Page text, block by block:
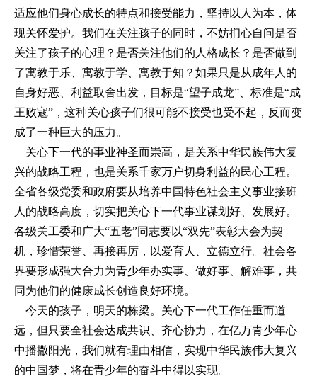
适应他们身心成长的特点和接受能力，坚持以人为本，体
现关怀爱护。我们在关注孩子的同时，不妨扪心自问是否
关注了孩子的心理？是否关注他们的人格成长？是否做到
了寓教于乐、寓教于学、寓教于知？如果只是从成年人的
自身好恶、利益取舍出发，目标是“望子成龙”、标准是“成
王败寇”，这种关心孩子们很可能不接受也受不起，反而变
成了一种巨大的压力。
关心下一代的事业神圣而崇高，是关系中华民族伟大复
兴的战略工程，也是关系千家万户切身利益的民心工程。
全省各级党委和政府要从培养中国特色社会主义事业接班
人的战略高度，切实把关心下一代事业谋划好、发展好。
各级关工委和广大“五老”同志要以“双先”表彰大会为契
机，珍惜荣誉、再接再厉，以爱育人、立德立行。社会各
界要形成强大合力为青少年办实事、做好事、解难事，共
同为他们的健康成长创造良好环境。
今天的孩子，明天的栋梁。关心下一代工作任重而道
远，但只要全社会达成共识、齐心协力，在亿万青少年心
中播撒阳光，我们就有理由相信，实现中华民族伟大复兴
的中国梦，将在青少年的奋斗中得以实现。